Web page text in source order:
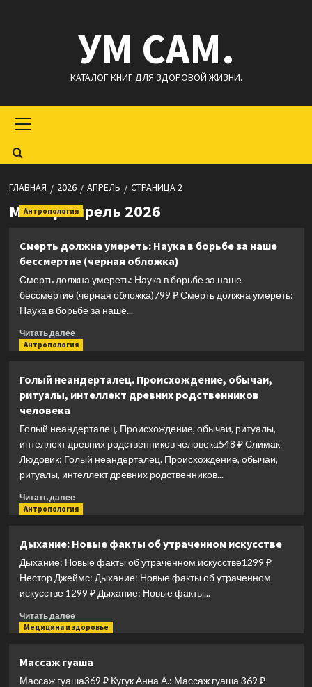
УМ САМ.
КАТАЛОГ КНИГ ДЛЯ ЗДОРОВОЙ ЖИЗНИ.
меню
ГЛАВНАЯ 2026 АПРЕЛЬ СТРАНИЦА 2
Месяц:Апрель 2026
Антропология
Смерть должна умереть: Наука в борьбе за наше
бессмертие (черная обложка)
Смерть должна умереть: Наука в борьбе за наше
бессмертие (черная обложка)799 ₽ Смерть должна умереть:
Наука в борьбе за наше...
Читать далееПрочитать
больше
должна
умереть:
борьбе
за
наше
бессмертие
обложка)
Антропология
Голый неандерталец. Происхождение, обычаи,
ритуалы, интеллект древних родственников
человека
Голый неандерталец. Происхождение, обычаи, ритуалы,
интеллект древних родственников человека548 ₽ Слимак
Людовик: Голый неандерталец. Происхождение, обычаи,
ритуалы, интеллект древних родственников...
Читать далееПрочитать
больше
неандерталец.
Происхождение,
обычаи,
ритуалы,
интеллект
древних
родственников
Антропология
Дыхание: Новые факты об утраченном искусстве
Дыхание: Новые факты об утраченном искусстве1299 ₽
Нестор Джеймс: Дыхание: Новые факты об утраченном
искусстве 1299 ₽ Дыхание: Новые факты...
Читать далееПрочитать
больше
Новые
факты
Медицина и здоровье
Массаж гуаша
Массаж гуаша369 ₽ Кугук Анна А.: Массаж гуаша 369 ₽